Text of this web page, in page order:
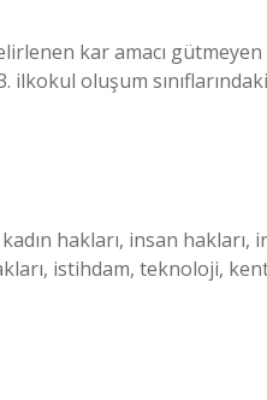
kar amacı
oluşum sınıflarındaki
hakları, insan hakları,
istihdam, teknoloji,